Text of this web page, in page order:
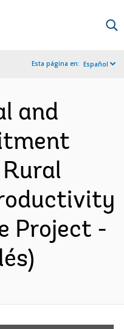
Esta página en: Español
and
Rural
Project -